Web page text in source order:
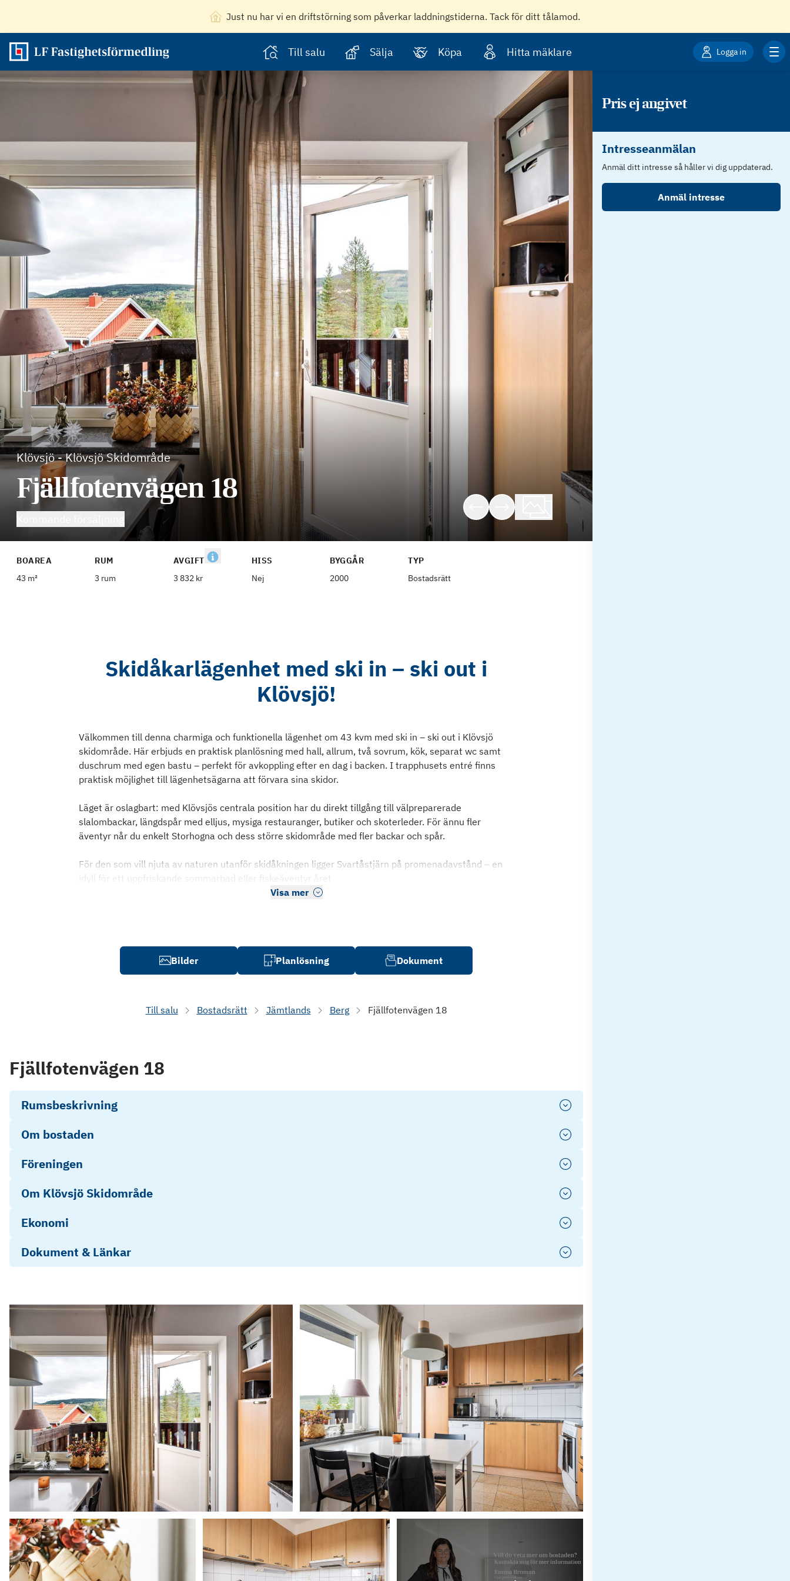
Just nu har vi en driftstörning som påverkar laddningstiderna. Tack för ditt tålamod.
Till salu Sälja Köpa Hitta mäklare Logga in
Pris ej angivet
Intresseanmälan
Anmäl ditt intresse så håller vi dig uppdaterad.
Anmäl intresse
Klövsjö-Klövsjö Skidområde
Fjällfotenvägen 18
BOAREA
43 m²
RUM
3 rum
AVGIFT
3 832 kr
HISS
Nej
BYGGÅR
2000
TYP
Bostadsrätt
Skidåkarlägenhet med ski in – ski out i
Klövsjö!
Välkommen till denna charmiga och funktionella lägenhet om 43 kvm med ski in – ski out i Klövsjö
skidområde. Här erbjuds en praktisk planlösning med hall, allrum, två sovrum, kök, separat wc samt
duschrum med egen bastu – perfekt för avkoppling efter en dag i backen. I trapphusets entré finns
praktisk möjlighet till lägenhetsägarna att förvara sina skidor.
Läget är oslagbart: med Klövsjös centrala position har du direkt tillgång till välpreparerade
slalombackar, längdspår med elljus, mysiga restauranger, butiker och skoterleder. För ännu fler
äventyr når du enkelt Storhogna och dess större skidområde med fler backar och spår.
För den som vill njuta av naturen utanför skidåkningen ligger Svartåstjärn på promenadavstånd – en
idyll för ett uppfriskande sommarbad eller fiskeäventyr året
Visa mer
Bilder Planlösning Dokument
Till salu Bostadsrätt Jämtlands Berg Fjällfotenvägen 18
Fjällfotenvägen 18
Rumsbeskrivning
Om bostaden
Föreningen
Om Klövsjö Skidområde
Ekonomi
Dokument & Länkar
Årsredovisning Brf Snösparven i Klövsjö 2025 02 28 -
receipt sev9g ver 2
Stadgar BRF Snösparven i Klövsjö